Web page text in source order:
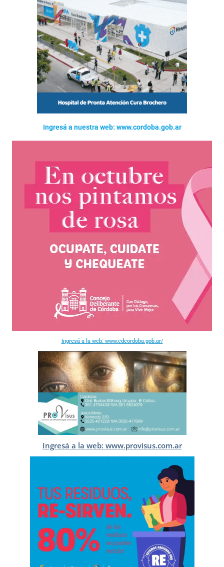
Ingresá a nuestra web: www.cordoba.gob.ar
Ingresá a la web: www.cdcordoba.gob.ar/
Ingresá a la web: www.provisus.com.ar